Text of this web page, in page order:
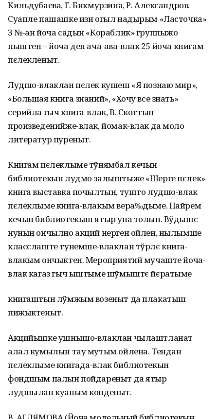
Кильдубаева, Г. Бикмурзина, Р. Александров.
Суапле пашашке изи огыл надырым «Ласточка»
3 №-ан йоча садын «Кораблик» группыжо
пыштен – йоча ден ача-ава-влак 25 йоча книгам
пєлекленыт.
Лудшо-влаклан пєлек кушеш «Я познаю мир»,
«Большая книга знаний», «Хочу все знать»
серийла гыч книга-влак, В. Скоттын
произведенийже-влак, йомак-влак да моло
литератур пуреныт.
Книгам пєлеклыме тўнямбал кечын
библиотекын лудмо залыштыже «Шерге пєлек»
книга выставка почылтын, тушто лудшо-влак
пєлеклыме книга-влакым вера‰дыме. Пайрем
кечын библиотекыш ятыр уна толын. Вўдышє
нунын ончылно акций нерген ойлен, нылымше
класслаште тунемше-влаклан тўрлє книга-
влакым ончыктен. Мероприятий мучаште йоча-
влак кагаз гыч ыштыме шўмыштє йєратыме
книгаштын лўмжым возеныт да плакатыш
пижыктеныт.
Акцийышке ушнышо-влаклан чылаштланат
алал кумылын тау мутым ойлена. Тендан
пєлеклыме книгада-влак библиотекын
фондшым палын пойдареныт да ятыр
лудшылан куаным конденыт.